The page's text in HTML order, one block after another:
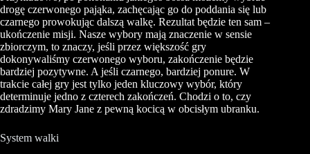
drogę czerwonego pająka, zachęcając go do poddania się lub
czarnego prowokując dalszą walkę. Rezultat będzie ten sam –
ukończenie misji. Nasze wybory mają znaczenie w sensie
zbiorczym, to znaczy, jeśli przez większość gry
dokonywaliśmy czerwonego wyboru, zakończenie będzie
bardziej pozytywne. A jeśli czarnego, bardziej ponure. W
trakcie całej gry jest tylko jeden kluczowy wybór, który
determinuje jedno z czterech zakończeń. Chodzi o to, czy
zdradzimy Mary Jane z pewną kocicą w obcisłym ubranku.
System walki